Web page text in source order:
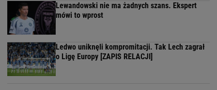
Lewandowski nie ma żadnych szans. Ekspert
mówi to wprost
Ledwo uniknęli kompromitacji. Tak Lech zagrał
o Ligę Europy [ZAPIS RELACJI]